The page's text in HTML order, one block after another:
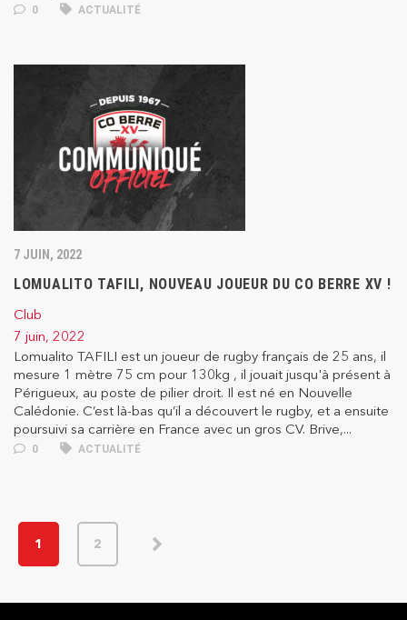
0 ACTUALITÉ
7 JUIN, 2022
LOMUALITO TAFILI, NOUVEAU JOUEUR DU CO BERRE XV !
Club
7 juin, 2022
Lomualito TAFILI est un joueur de rugby français de 25 ans, il
mesure 1 mètre 75 cm pour 130kg , il jouait jusqu'à présent à
Périgueux, au poste de pilier droit. Il est né en Nouvelle
Calédonie. C’est là-bas qu’il a découvert le rugby, et a ensuite
poursuivi sa carrière en France avec un gros CV. Brive,...
0 ACTUALITÉ
1 2